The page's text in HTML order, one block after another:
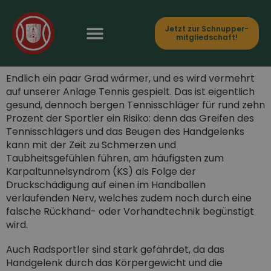
Jetzt zur Schnupper­
mitgliedschaft!
KARPALTUNNEL-SYNDROM
Endlich ein paar Grad wärmer, und es wird vermehrt
auf unserer Anlage Tennis gespielt. Das ist eigentlich
gesund, dennoch bergen Tennisschläger für rund zehn
Prozent der Sportler ein Risiko: denn das Greifen des
Tennisschlägers und das Beugen des Handgelenks
kann mit der Zeit zu Schmerzen und
Taubheitsgefühlen führen, am häufigsten zum
Karpaltunnelsyndrom (KS) als Folge der
Druckschädigung auf einen im Handballen
verlaufenden Nerv, welches zudem noch durch eine
falsche Rückhand- oder Vorhandtechnik begünstigt
wird.
Auch Radsportler sind stark gefährdet, da das
Handgelenk durch das Körpergewicht und die